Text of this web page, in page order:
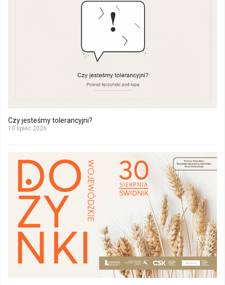
Czy jesteśmy tolerancyjni?
10 lipiec 2026